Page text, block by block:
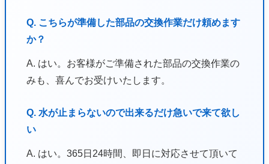
Q. こちらが準備した部品の交換作業だけ頼めます
か？
A. はい。お客様がご準備された部品の交換作業の
みも、喜んでお受けいたします。
Q. 水が止まらないので出来るだけ急いで来て欲し
い
A. はい。365日24時間、即日に対応させて頂いて